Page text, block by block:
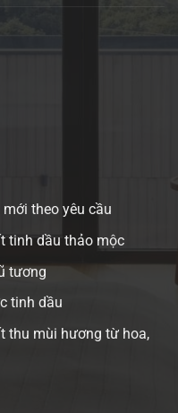
theo yêu cầu
tinh dầu thảo mộc
tương
tinh dầu
thu mùi hương từ hoa,